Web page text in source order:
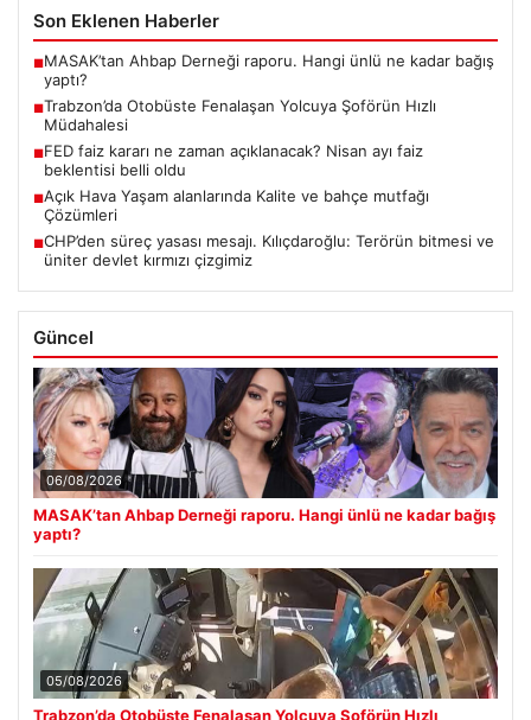
Son Eklenen Haberler
■MASAK’tan Ahbap Derneği raporu. Hangi ünlü ne kadar bağış
yaptı?
■Trabzon’da Otobüste Fenalaşan Yolcuya Şoförün Hızlı
Müdahalesi
■FED faiz kararı ne zaman açıklanacak? Nisan ayı faiz
beklentisi belli oldu
■Açık Hava Yaşam alanlarında Kalite ve bahçe mutfağı
Çözümleri
■CHP’den süreç yasası mesajı. Kılıçdaroğlu: Terörün bitmesi ve
üniter devlet kırmızı çizgimiz
Güncel
06/08/2026
MASAK’tan Ahbap Derneği raporu. Hangi ünlü ne kadar bağış
yaptı?
05/08/2026
Trabzon’da Otobüste Fenalaşan Yolcuya Şoförün Hızlı